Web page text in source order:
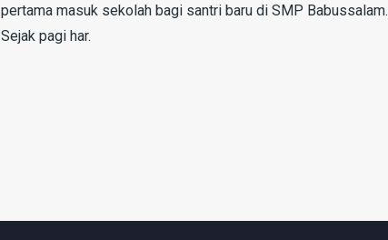
pertama masuk sekolah bagi santri baru di SMP Babussalam.
Sejak pagi har.